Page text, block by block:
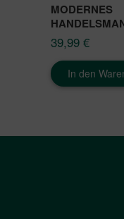
MODERNES
39,99 €
In den